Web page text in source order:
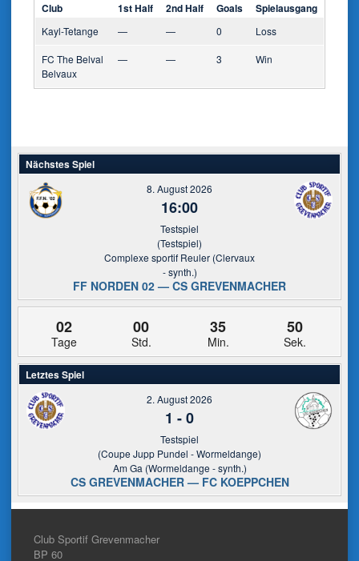
Club
1st Half 2nd Half Goals Spielausgang
Kayl-Tetange — — 0 Loss
FC The Belval
Belvaux
— — 3 Win
Nächstes Spiel
8. August 2026
16:00
Testspiel
(Testspiel)
Complexe sportif Reuler (Clervaux
- synth.)
FF NORDEN 02 — CS GREVENMACHER
02
Tage
00
Std.
35
Min.
49
Sek.
Letztes Spiel
2. August 2026
1 -0
Testspiel
(Coupe Jupp Pundel - Wormeldange)
Am Ga (Wormeldange - synth.)
CS GREVENMACHER — FC KOEPPCHEN
Club Sportif Grevenmacher
BP 60